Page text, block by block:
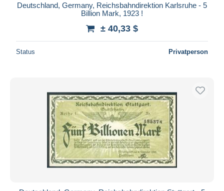
Deutschland, Germany, Reichsbahndirektion Karlsruhe - 5
Billion Mark, 1923 !
± 40,33 $
Status Privatperson